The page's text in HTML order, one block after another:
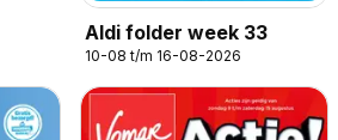
Aldi folder week 33
10-08 t/m 16-08-2026